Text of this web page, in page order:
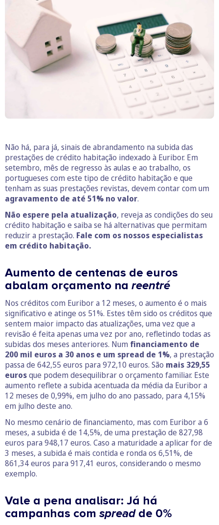
Não há, para já, sinais de abrandamento na subida das
prestações de crédito habitação indexado à Euribor. Em
setembro, mês de regresso às aulas e ao trabalho, os
portugueses com este tipo de crédito habitação e que
tenham as suas prestações revistas, devem contar com um
agravamento de até 51% no valor.
Não espere pela atualização, reveja as condições do seu
crédito habitação e saiba se há alternativas que permitam
reduzir a prestação. Fale com os nossos especialistas
em crédito habitação.
Aumento de centenas de euros
abalam orçamento na reentré
Nos créditos com Euribor a 12 meses, o aumento é o mais
significativo e atinge os 51%. Estes têm sido os créditos que
sentem maior impacto das atualizações, uma vez que a
revisão é feita apenas uma vez por ano, refletindo todas as
subidas dos meses anteriores. Num financiamento de
200 mil euros a 30 anos e um spread de 1%, a prestação
passa de 642,55 euros para 972,10 euros. São mais 329,55
eurosque podem desequilibrar o orçamento familiar. Este
aumento reflete a subida acentuada da média da Euribor a
12 meses de 0,99%, em julho do ano passado, para 4,15%
em julho deste ano.
No mesmo cenário de financiamento, mas com Euribor a 6
meses, a subida é de 14,5%, de uma prestação de 827,98
euros para 948,17 euros. Caso a maturidade a aplicar for de
3 meses, a subida é mais contida e ronda os 6,51%, de
861,34 euros para 917,41 euros, considerando o mesmo
exemplo.
Vale a pena analisar: Já há
campanhas com spread de 0%